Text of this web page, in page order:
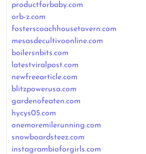
productforbaby.com
orb-z.com
fosterscoachhousetavern.com
mesasdecultivoonline.com
boilersnbits.com
latestviralpost.com
newfreearticle.com
blitzpowerusa.com
gardenofeaten.com
hycys05.com
onemoremilerunning.com
snowboardsteez.com
instagrambioforgirls.com